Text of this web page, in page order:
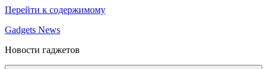
Перейти к содержимому
Gadgets News
Новости гаджетов